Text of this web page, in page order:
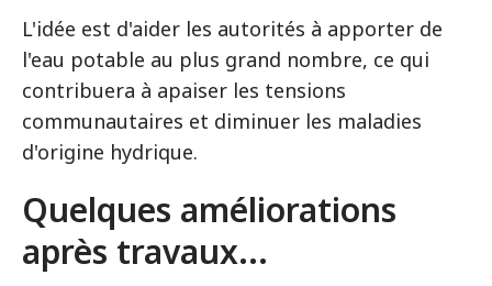
L'idée est d'aider les autorités à apporter de
l'eau potable au plus grand nombre, ce qui
contribuera à apaiser les tensions
communautaires et diminuer les maladies
d'origine hydrique.
Quelques améliorations
après travaux...